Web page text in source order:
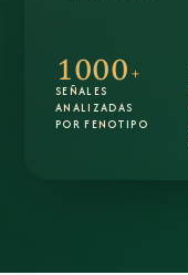
1000 +
SEÑALES
ANALIZADAS
POR FENOTIPO